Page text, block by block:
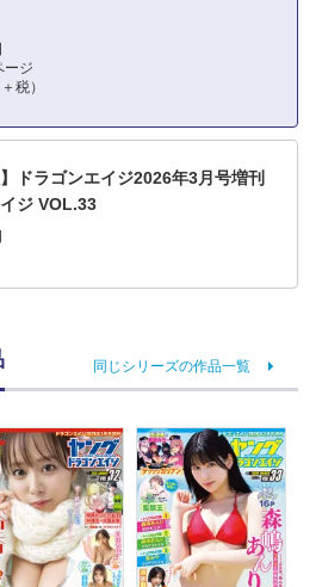
ージ
税）
ドラゴンエイジ2026年3月号増刊
ジ VOL.33
同じシリーズの作品一覧